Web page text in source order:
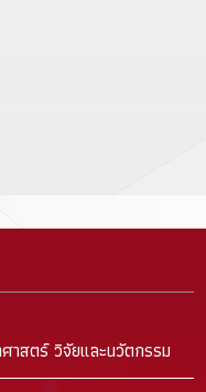
าสตร์ วิจัยและนวัตกรรม